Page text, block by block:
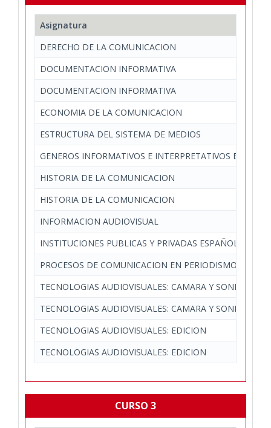
Asignatura
DERECHO DE LA COMUNICACION
DOCUMENTACION INFORMATIVA
DOCUMENTACION INFORMATIVA
ECONOMIA DE LA COMUNICACION
ESTRUCTURA DEL SISTEMA DE MEDIOS
GENEROS INFORMATIVOS E INTERPRETATIVOS EN
HISTORIA DE LA COMUNICACION
HISTORIA DE LA COMUNICACION
INFORMACION AUDIOVISUAL
INSTITUCIONES PUBLICAS Y PRIVADAS ESPAÑOLAS Y
PROCESOS DE COMUNICACION EN PERIODISMO,
TECNOLOGIAS AUDIOVISUALES: CAMARA Y SONIDO
TECNOLOGIAS AUDIOVISUALES: CAMARA Y SONIDO
TECNOLOGIAS AUDIOVISUALES: EDICION
TECNOLOGIAS AUDIOVISUALES: EDICION
CURSO 3